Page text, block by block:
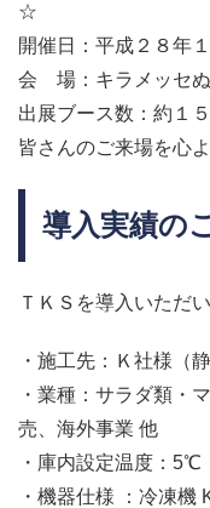
☆
開催日：平成２８年
会 場：キラメッセ
出展ブース数：約１
皆さんのご来場を心
導入実績の
ＴＫＳを導入いただ
・施工先：Ｋ社様（
・業種：サラダ類・
売、海外事業 他
・庫内設定温度：5℃
・機器仕様 ：冷凍